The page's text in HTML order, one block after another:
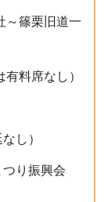
～篠栗旧道一
料席なし）
し）
り振興会